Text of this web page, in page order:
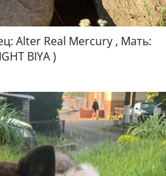
Alter Real Mercury , Мать:
BIYA )